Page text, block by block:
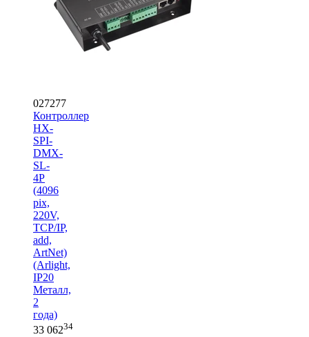
027277
Контроллер
HX-
SPI-
DMX-
SL-
4P
(4096
pix,
220V,
TCP/IP,
add,
ArtNet)
(Arlight,
IP20
Металл,
2
года)
33 06234